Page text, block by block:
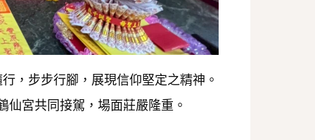
，步步行腳，展現信仰堅定之精神。
宮共同接駕，場面莊嚴隆重。